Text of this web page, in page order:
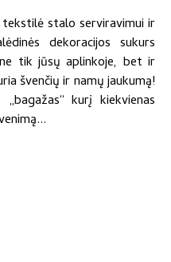
stalo serviravimui ir
dekoracijos sukurs
tik jūsų aplinkoje, bet ir
švenčių ir namų jaukumą!
kurį kiekvienas